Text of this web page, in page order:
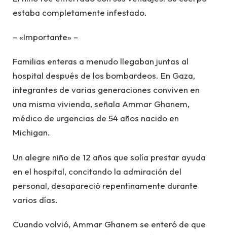
estaba completamente infestado.
– «Importante» –
Familias enteras a menudo llegaban juntas al
hospital después de los bombardeos. En Gaza,
integrantes de varias generaciones conviven en
una misma vivienda, señala Ammar Ghanem,
médico de urgencias de 54 años nacido en
Michigan.
Un alegre niño de 12 años que solía prestar ayuda
en el hospital, concitando la admiración del
personal, desapareció repentinamente durante
varios días.
Cuando volvió, Ammar Ghanem se enteró de que